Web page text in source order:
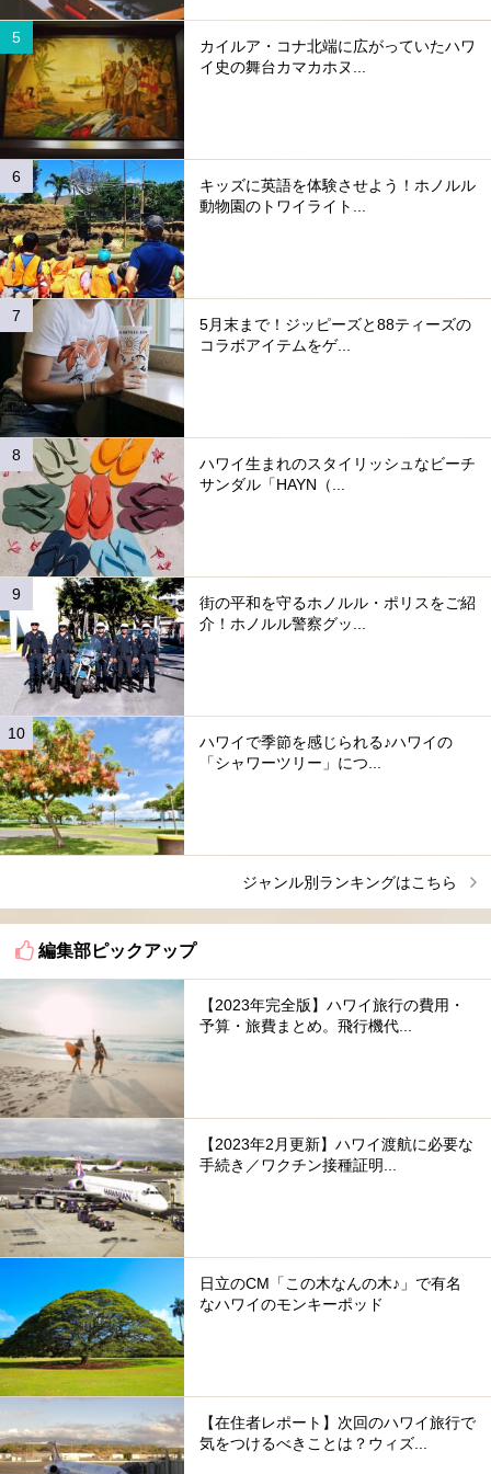
カイルア・コナ北端に広がっていたハワ
イ史の舞台カマカホヌ...
キッズに英語を体験させよう！ホノルル
動物園のトワイライト...
5月末まで！ジッピーズと88ティーズの
コラボアイテムをゲ...
ハワイ生まれのスタイリッシュなビーチ
サンダル「HAYN（...
街の平和を守るホノルル・ポリスをご紹
介！ホノルル警察グッ...
ハワイで季節を感じられる♪ハワイの
「シャワーツリー」につ...
ジャンル別ランキングはこちら
編集部ピックアップ
【2023年完全版】ハワイ旅行の費用・
予算・旅費まとめ。飛行機代...
【2023年2月更新】ハワイ渡航に必要な
手続き／ワクチン接種証明...
日立のCM「この木なんの木♪」で有名
なハワイのモンキーポッド
【在住者レポート】次回のハワイ旅行で
気をつけるべきことは？ウィズ...